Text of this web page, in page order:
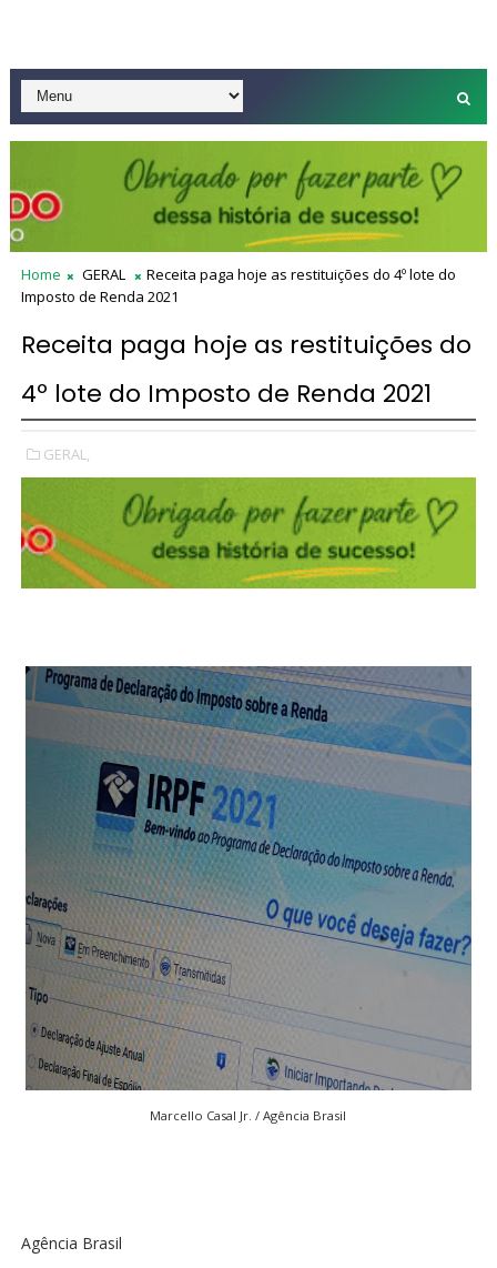
Home GERAL
Receita paga hoje as restituições do 4º lote do
Imposto de Renda 2021
Receita paga hoje as restituições do
4º lote do Imposto de Renda 2021
GERAL,
Marcello Casal Jr. / Agência Brasil
Agência Brasil